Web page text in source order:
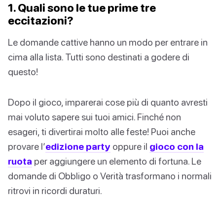
1. Quali sono le tue prime tre
eccitazioni?
Le domande cattive hanno un modo per entrare in
cima alla lista. Tutti sono destinati a godere di
questo!
Dopo il gioco, imparerai cose più di quanto avresti
mai voluto sapere sui tuoi amici. Finché non
esageri, ti divertirai molto alle feste! Puoi anche
provare l’edizione party oppure il gioco con la
ruota per aggiungere un elemento di fortuna. Le
domande di Obbligo o Verità trasformano i normali
ritrovi in ricordi duraturi.